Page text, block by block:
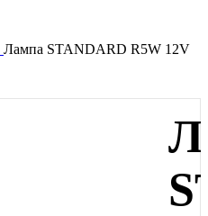
Лампа STANDARD R5W 12V